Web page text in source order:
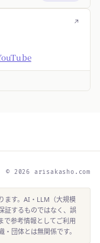
↗
© 2026 arisakasho.com
ます。AI・LLM（大規模
証するものではなく、誤
で参考情報としてご利用
団体とは無関係です。